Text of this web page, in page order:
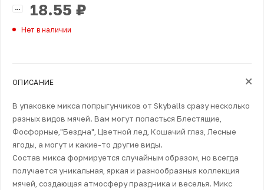
18.55 ₽
Нет в наличии
ОПИСАНИЕ
В упаковке микса попрыгунчиков от Skyballs сразу несколько
разных видов мячей. Вам могут попасться Блестящие,
Фосфорные,"Бездна", Цветной лед, Кошачий глаз, Лесные
ягоды, а могут и какие-то другие виды.
Состав микса формируется случайным образом, но всегда
получается уникальная, яркая и разнообразныя коллекция
мячей, создающая атмосферу праздника и веселья. Микс